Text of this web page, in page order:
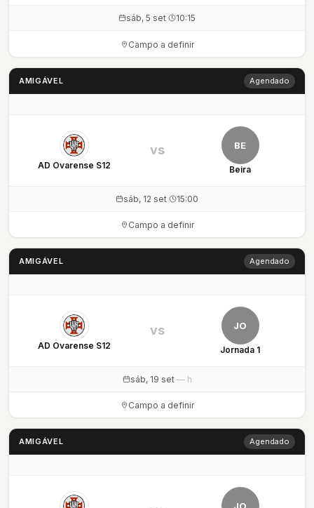
sáb, 5 set· 10:15
Campo a definir
AMIGÁVEL Agendado
AD Ovarense S12
BE
Beira
vs
sáb, 12 set· 15:00
Campo a definir
AMIGÁVEL Agendado
AD Ovarense S12
JO
Jornada 1
vs
sáb, 19 set·— h
Campo a definir
AMIGÁVEL Agendado